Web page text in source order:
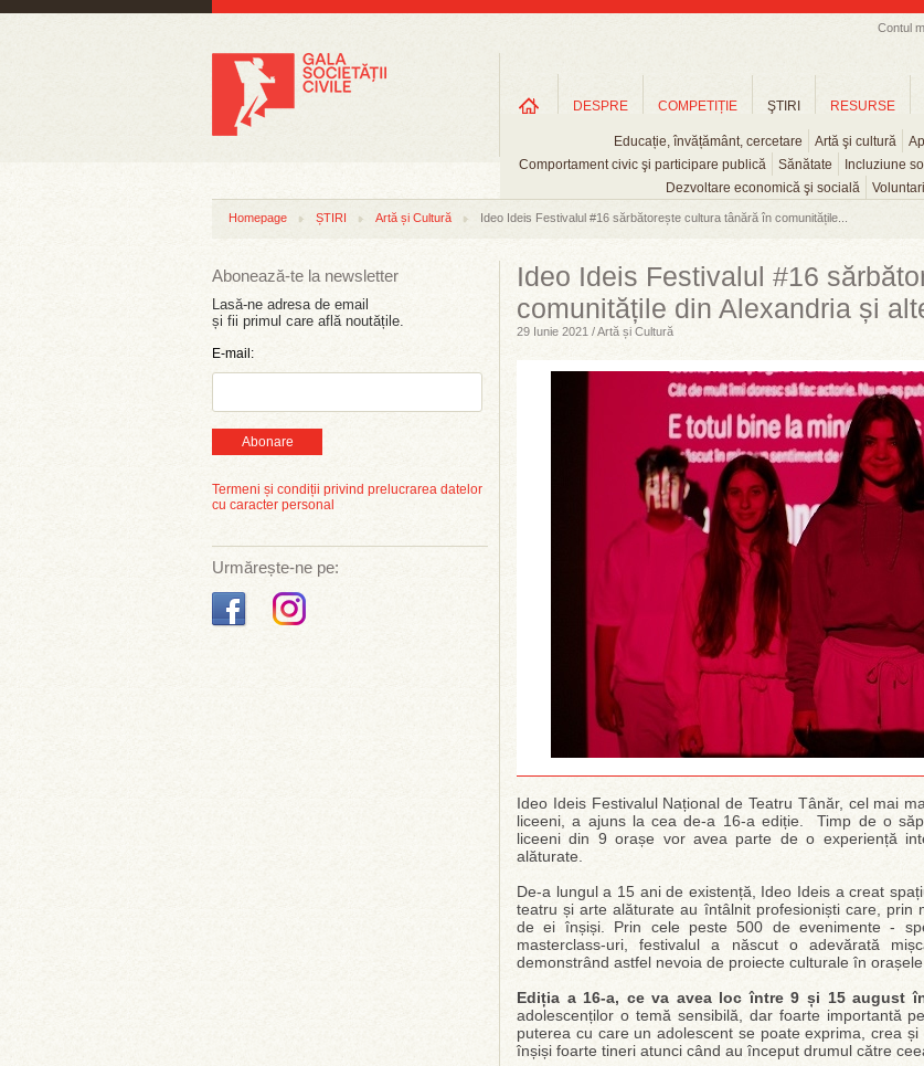
Contul
DESPRE COMPETIȚIE ŞTIRI
Educație, învățământ, cercetare Artă şi cultură
Comportament civic şi participare publică
Sănătate Incluziune
Dezvoltare economică şi socială
RESURSE
Homepage ȘTIRI Artă și Cultură Ideo Ideis Festivalul #16 sărbătorește cultura tânără în comunitățile...
Abonează-te la newsletter
Lasă-ne adresa de email
și fii primul care află noutățile.
E-mail:
Abonare
Termeni și condiții privind prelucrarea datelor
cu caracter personal
Urmărește-ne pe:
Ideo Ideis Festivalul #16
comunitățile din Alexandria și
29 Iunie 2021 / Artă și Cultură
Ideo Ideis Festivalul Național de Teatru Tânăr, cel mai
liceeni, a ajuns la cea de-a 16-a ediție. Timp de o
liceeni din 9 orașe vor avea parte de o experiență
alăturate.
De-a lungul a 15 ani de existență, Ideo Ideis a creat
teatru și arte alăturate au întâlnit profesioniști care,
de ei înșiși. Prin cele peste 500 de evenimente -
masterclass-uri, festivalul a născut o adevărată
demonstrând astfel nevoia de proiecte culturale în
Ediția a 16-a, ce va avea loc între 9 și 15 august
adolescenților o temă sensibilă, dar foarte importantă
puterea cu care un adolescent se poate exprima, crea
înșiși foarte tineri atunci când au început drumul către